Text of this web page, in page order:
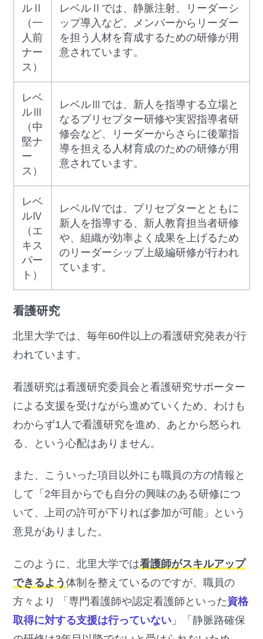
ルⅡ
（一
人前
ナー
ス）
レベルⅡでは、静脈注射、リーダーシ
ップ導入など、メンバーからリーダー
を担う人材を育成するための研修が用
意されています。
レベ
ルⅢ
（中
堅ナ
ー
ス）
レベルⅢでは、新人を指導する立場と
なるプリセプター研修や実習指導者研
修会など、リーダーからさらに後輩指
導を担える人材育成のための研修が用
意されています。
レベ
ルⅣ
（エ
キス
パー
ト）
レベルⅣでは、プリセプターとともに
新人を指導する、新人教育担当者研修
や、組織が効率よく成果を上げるため
のリーダーシップ上級編研修が行われ
ています。
看護研究
北里大学では、毎年60件以上の看護研究発表が行
われています。
看護研究は看護研究委員会と看護研究サポーター
による支援を受けながら進めていくため、わけも
わからず1人で看護研究を進め、あとから怒られ
る、という心配はありません。
また、こういった項目以外にも職員の方の情報と
して「2年目からでも自分の興味のある研修につ
いて、上司の許可が下りれば参加が可能」という
意見がありました。
このように、北里大学では看護師がスキルアップ
できるよう体制を整えているのですが、職員の
方々より 「専門看護師や認定看護師といった資格
取得に対する支援は行っていない 」「静脈路確保